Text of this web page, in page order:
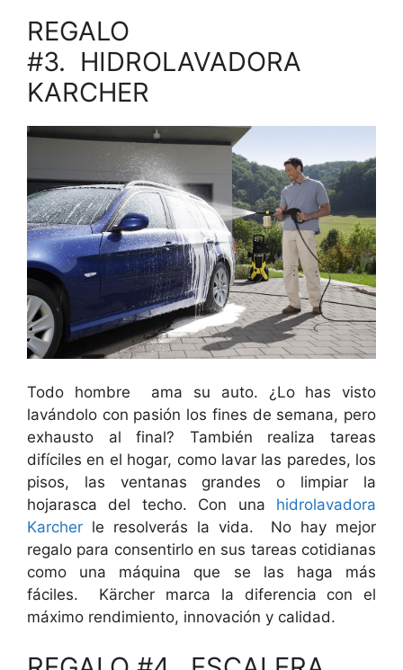
REGALO
#3. HIDROLAVADORA
KARCHER
Todo hombre ama su auto. ¿Lo has visto
lavándolo con pasión los fines de semana, pero
exhausto al final? También realiza tareas
difíciles en el hogar, como lavar las paredes, los
pisos, las ventanas grandes o limpiar la
hojarasca del techo. Con una hidrolavadora
Karcher le resolverás la vida. No hay mejor
regalo para consentirlo en sus tareas cotidianas
como una máquina que se las haga más
fáciles. Kärcher marca la diferencia con el
máximo rendimiento, innovación y calidad.